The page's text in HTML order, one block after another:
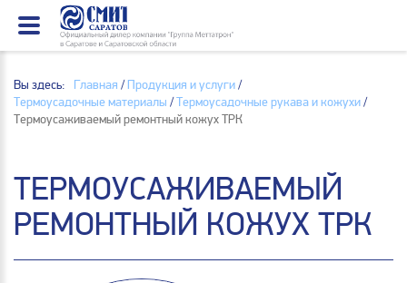
Вы здесь: Главная /Продукция и услуги/
Термоусадочные материалы /Термоусадочные рукава и кожухи/
Термоусаживаемый ремонтный кожух ТРК
ТЕРМОУСАЖИВАЕМЫЙ
РЕМОНТНЫЙ КОЖУХ ТРК